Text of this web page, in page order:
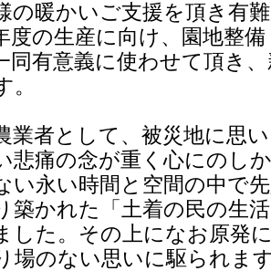
の暖かいご支援を頂き有
度の生産に向け、園地整
同有意義に使わせて頂き
。
業者として、被災地に思
悲痛の念が重く心にのし
い永い時間と空間の中で
築かれた「土着の民の生
した。その上になお原発
場のない思いに駆られま